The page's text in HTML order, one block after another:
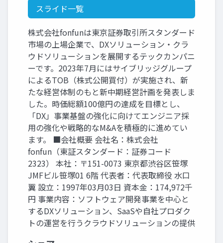
スライド一覧
株式会社fonfunは東京証券取引所スタンダード
市場の上場企業で、DXソリューション・クラ
ウドソリューションを展開するテックカンパニ
ーです。2023年7月にはサイブリッジグループ
によるTOB（株式公開買付）が実施され、新
たな経営体制のもと新中期経営計画を発表しま
した。時価総額100億円の達成を目標とし、
「DX」事業基盤の強化に向けてエンジニア採
用の強化や戦略的なM&Aを積極的に進めてい
ます。 ■会社概要 会社名：株式会社
fonfun（東証スタンダード：証券コード
2323） 本社：〒151-0073 東京都渋谷区笹塚
JMFビル笹塚01 6階 代表者：代表取締役 水口
翼 設立：1997年03月03日 資本金：174,972千
円 事業内容：ソフトウェア開発事業を中心と
するDXソリューション、SaaSや自社プロダク
トの運営を行うクラウドソリューションの提供